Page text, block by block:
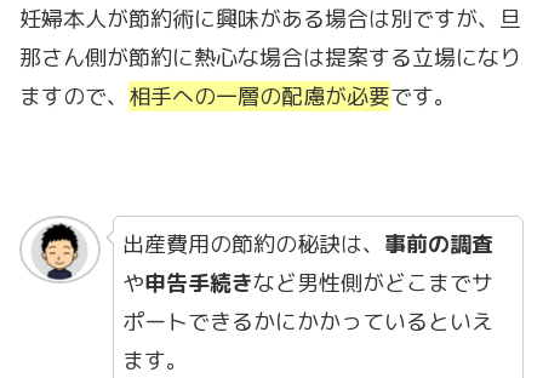
妊婦本人が節約術に興味がある場合は別ですが、旦
那さん側が節約に熱心な場合は提案する立場になり
ますので、 相手への一層の配慮が必要です。
出産費用の節約の秘訣は、 事前の調査
や申告手続きなど男性側がどこまでサ
ポートできるかにかかっているといえ
ます。